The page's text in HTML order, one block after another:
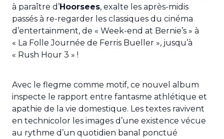
à paraître d’Hoorsees, exalte les après-midis
passés à re-regarder les classiques du cinéma
d’entertainment, de « Week-end at Bernie’s » à
« La Folle Journée de Ferris Bueller », jusqu’à
« Rush Hour 3 » !
Avec le flegme comme motif, ce nouvel album
inspecte le rapport entre fantasme athlétique et
apathie de la vie domestique. Les textes ravivent
en technicolor les images d’une existence vécue
au rythme d’un quotidien banal ponctué